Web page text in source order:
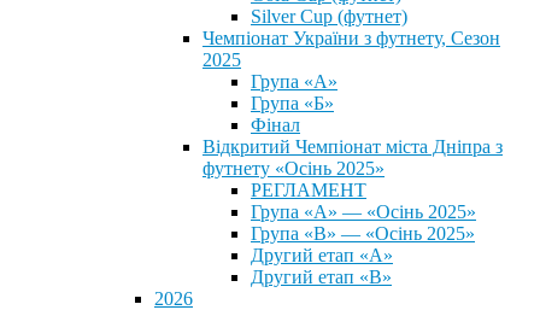
Silver Cup (футнет)
Чемпіонат України з футнету, Сезон
2025
Група «А»
Група «Б»
Фінал
Відкритий Чемпіонат міста Дніпра з
футнету «Осінь 2025»
РЕГЛАМЕНТ
Група «А» — «Осінь 2025»
Група «В» — «Осінь 2025»
Другий етап «А»
Другий етап «В»
2026